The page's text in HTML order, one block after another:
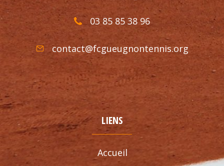
03 85 85 38 96
contact@fcgueugnontennis.org
LIENS
Accueil